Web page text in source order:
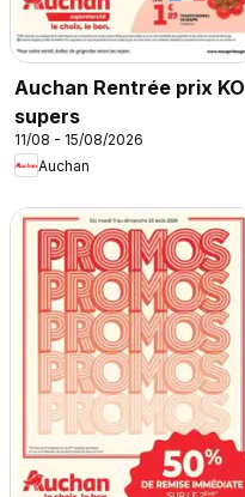
Auchan Rentrée prix KO
supers
11/08 - 15/08/2026
Auchan